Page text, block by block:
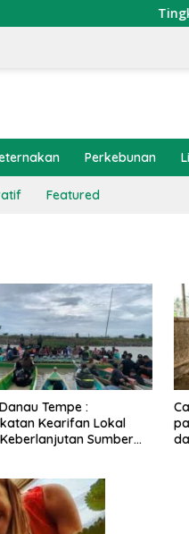
Perkebunan
Featured
Penyakit PMK
Perah Secara Alami